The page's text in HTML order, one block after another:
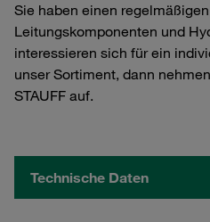
Sie haben einen
Leitungskomponenten und
interessieren sich für ein
unser Sortiment, dann
STAUFF auf.
Technische Daten